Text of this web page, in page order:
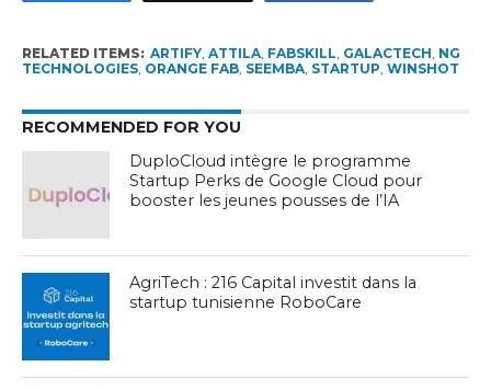
RELATED ITEMS: ARTIFY, ATTILA, FABSKILL, GALACTECH, NG
TECHNOLOGIES, ORANGE FAB, SEEMBA, STARTUP, WINSHOT
RECOMMENDED FOR YOU
DuploCloud intègre le programme
Startup Perks de Google Cloud pour
booster les jeunes pousses de l’IA
AgriTech : 216 Capital investit dans la
startup tunisienne RoboCare